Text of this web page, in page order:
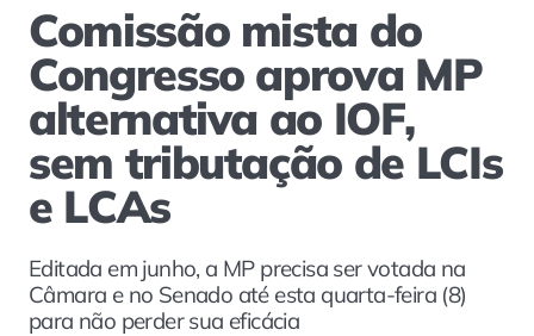
Comissão mista do
Congresso aprova MP
alternativa ao IOF,
sem tributação de LCIs
e LCAs
Editada em junho, a MP precisa ser votada na
Câmara e no Senado até esta quarta-feira (8)
para não perder sua eficácia